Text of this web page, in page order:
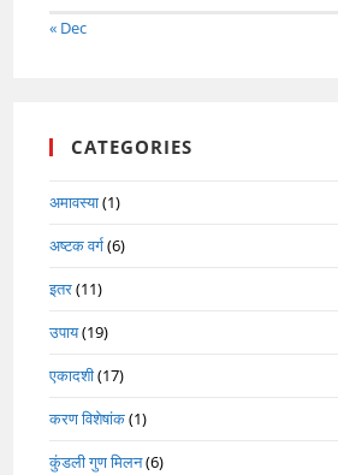
« Dec
CATEGORIES
अमावस्या(1)
अष्टक वर्ग(6)
इतर(11)
उपाय(19)
एकादशी(17)
करण विशेषांक(1)
कुंडली गुण मिलन(6)